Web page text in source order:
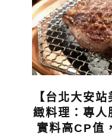
【台北大安
緻料理：專人
實料高CP值